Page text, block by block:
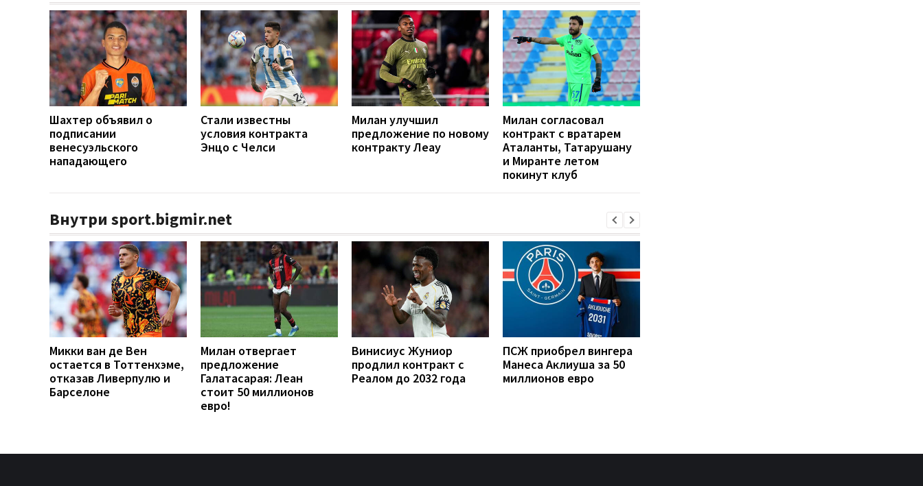
Шахтер объявил о
подписании
венесуэльского
нападающего
Стали известны
условия контракта
Энцо с Челси
Милан улучшил
предложение по новому
контракту Леау
Милан согласовал
контракт с вратарем
Аталанты, Татарушану
и Миранте летом
покинут клуб
Внутри sport.bigmir.net
Микки ван де Вен
остается в Тоттенхэме,
отказав Ливерпулю и
Барселоне
Милан отвергает
предложение
Галатасарая: Леан
стоит 50 миллионов
евро!
Винисиус Жуниор
продлил контракт с
Реалом до 2032 года
ПСЖ приобрел вингера
Манеса Аклиуша за 50
миллионов евро